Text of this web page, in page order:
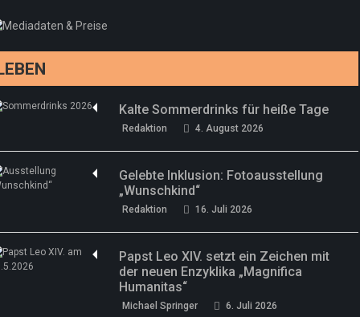
drei neue Specials zur Fußball-WM
Kalte Sommerdrinks für heiße Tage
Redaktion 4. August 2026
Gelebte Inklusion: Fotoausstellung
„Wunschkind“
Redaktion 16. Juli 2026
Papst Leo XIV. setzt ein Zeichen mit
der neuen Enzyklika „Magnifica
Humanitas“
Michael Springer 6. Juli 2026